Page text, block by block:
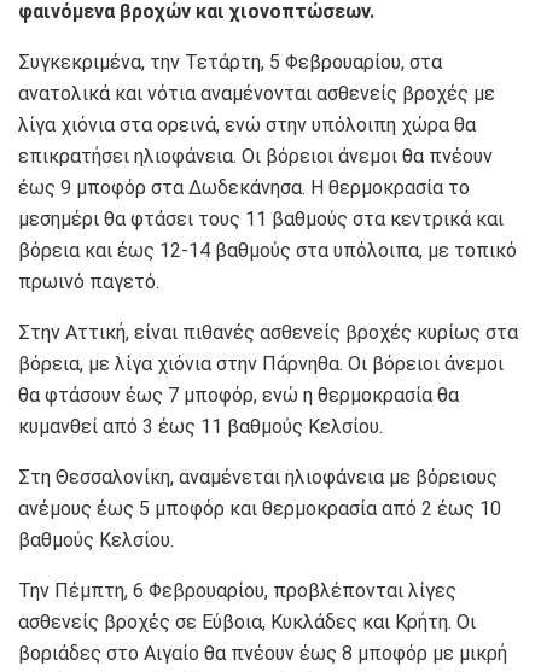
φαινόμενα βροχών και χιονοπτώσεων.
Συγκεκριμένα, την Τετάρτη, 5 Φεβρουαρίου, στα
ανατολικά και νότια αναμένονται ασθενείς βροχές με
λίγα χιόνια στα ορεινά, ενώ στην υπόλοιπη χώρα θα
επικρατήσει ηλιοφάνεια. Οι βόρειοι άνεμοι θα πνέουν
έως 9 μποφόρ στα Δωδεκάνησα. Η θερμοκρασία το
μεσημέρι θα φτάσει τους 11 βαθμούς στα κεντρικά και
βόρεια και έως 12-14 βαθμούς στα υπόλοιπα, με τοπικό
πρωινό παγετό.
Στην Αττική, είναι πιθανές ασθενείς βροχές κυρίως στα
βόρεια, με λίγα χιόνια στην Πάρνηθα. Οι βόρειοι άνεμοι
θα φτάσουν έως 7 μποφόρ, ενώ η θερμοκρασία θα
κυμανθεί από 3 έως 11 βαθμούς Κελσίου.
Στη Θεσσαλονίκη, αναμένεται ηλιοφάνεια με βόρειους
ανέμους έως 5 μποφόρ και θερμοκρασία από 2 έως 10
βαθμούς Κελσίου.
Την Πέμπτη, 6 Φεβρουαρίου, προβλέπονται λίγες
ασθενείς βροχές σε Εύβοια, Κυκλάδες και Κρήτη. Οι
βοριάδες στο Αιγαίο θα πνέουν έως 8 μποφόρ με μικρή